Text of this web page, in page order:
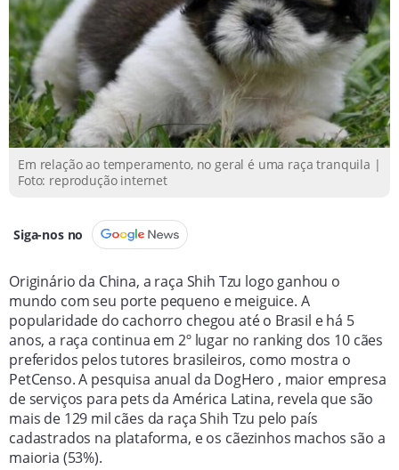
Em relação ao temperamento, no geral é uma raça tranquila |
Foto: reprodução internet
Siga-nos no
Originário da China, a raça Shih Tzu logo ganhou o
mundo com seu porte pequeno e meiguice. A
popularidade do cachorro chegou até o Brasil e há 5
anos, a raça continua em 2º lugar no ranking dos 10 cães
preferidos pelos tutores brasileiros, como mostra o
PetCenso. A pesquisa anual da DogHero , maior empresa
de serviços para pets da América Latina, revela que são
mais de 129 mil cães da raça Shih Tzu pelo país
cadastrados na plataforma, e os cãezinhos machos são a
maioria (53%).